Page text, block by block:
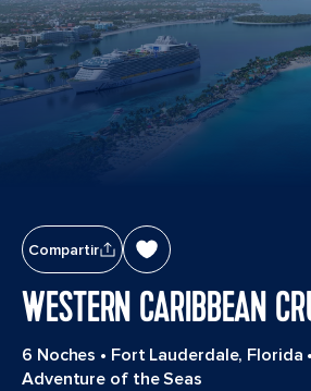
Compartir
WESTERN CARIBBEAN
6 Noches • Fort Lauderdale, Florida •
Adventure of the Seas